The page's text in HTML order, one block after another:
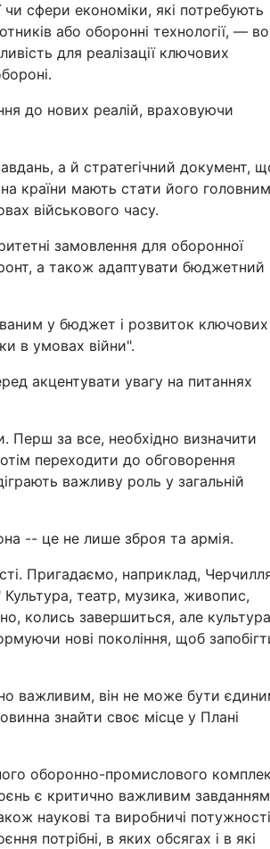
чи сфери економіки, які потребують
або оборонні технології, —
для реалізації ключових
до нових реалій, враховуючи
а й стратегічний документ,
країни мають стати його головним
військового часу.
замовлення для оборонної
а також адаптувати бюджетний
у бюджет і розвиток ключових
в умовах війни".
акцентувати увагу на питаннях
Перш за все, необхідно визначити
переходити до обговорення
важливу роль у загальній
-- це не лише зброя та армія.
Пригадаємо, наприклад,
театр, музика, живопис,
колись завершиться, але культура
нові покоління, щоб
важливим, він не може бути
знайти своє місце у Плані
оборонно-промислового
є критично важливим
наукові та виробничі
потрібні, в яких обсягах і в які